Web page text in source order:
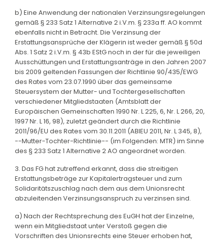
b) Eine Anwendung der nationalen Verzinsungsregelungen
gemäß § 233 Satz 1 Alternative 2 i.V.m. § 233a ff. AO kommt
ebenfalls nicht in Betracht. Die Verzinsung der
Erstattungsansprüche der Klägerin ist weder gemäß § 50d
Abs. 1 Satz 2 i.V.m. § 43b EStG noch in der für die jeweiligen
Ausschüttungen und Erstattungsanträge in den Jahren 2007
bis 2009 geltenden Fassungen der Richtlinie 90/435/EWG
des Rates vom 23.07.1990 über das gemeinsame
Steuersystem der Mutter- und Tochtergesellschaften
verschiedener Mitgliedstaaten (Amtsblatt der
Europäischen Gemeinschaften 1990 Nr. L 225, 6, Nr. L 266, 20,
1997 Nr. L 16, 98), zuletzt geändert durch die Richtlinie
2011/96/EU des Rates vom 30.11.2011 (ABlEU 2011, Nr. L 345, 8),
--Mutter-Tochter-Richtlinie-- (im Folgenden: MTR) im Sinne
des § 233 Satz 1 Alternative 2 AO angeordnet worden.
3. Das FG hat zutreffend erkannt, dass die streitigen
Erstattungsbeträge zur Kapitalertragsteuer und zum
Solidaritätszuschlag nach dem aus dem Unionsrecht
abzuleitenden Verzinsungsanspruch zu verzinsen sind.
a) Nach der Rechtsprechung des EuGH hat der Einzelne,
wenn ein Mitgliedstaat unter Verstoß gegen die
Vorschriften des Unionsrechts eine Steuer erhoben hat,